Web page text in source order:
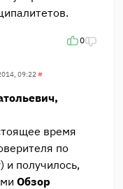
0
09:22#
время
по
и получилось,
Обзор